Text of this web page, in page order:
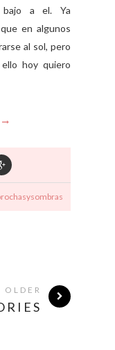
bajo a el. Ya
en algunos
al sol, pero
hoy quiero
OLDER